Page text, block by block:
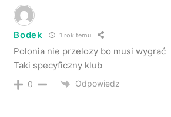
Bodek 1 rok temu
Polonia nie przelozy bo musi wygrać
Taki specyficzny klub
0 Odpowiedz